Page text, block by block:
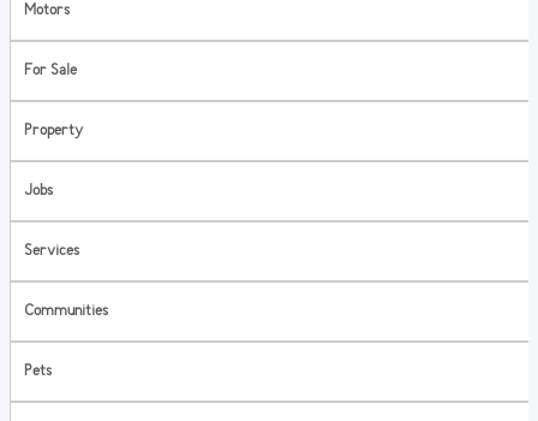
Motors
For Sale
Property
Jobs
Services
Communities
Pets